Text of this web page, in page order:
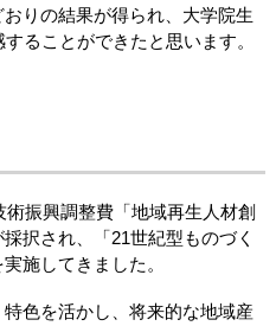
りの結果が得られ、大学院生
ることができたと思います。
振興調整費「地域再生人材創
択され、「21世紀型ものづく
施してきました。
色を活かし、将来的な地域産